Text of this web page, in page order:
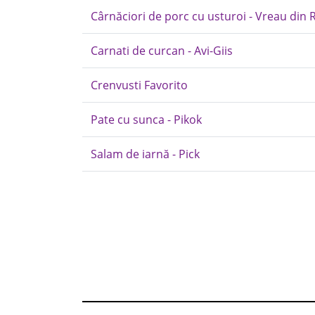
Cârnăciori de porc cu usturoi - Vreau din
Carnati de curcan - Avi-Giis
Crenvusti Favorito
Pate cu sunca - Pikok
Salam de iarnă - Pick